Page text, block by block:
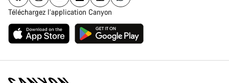
Téléchargez l’application Canyon